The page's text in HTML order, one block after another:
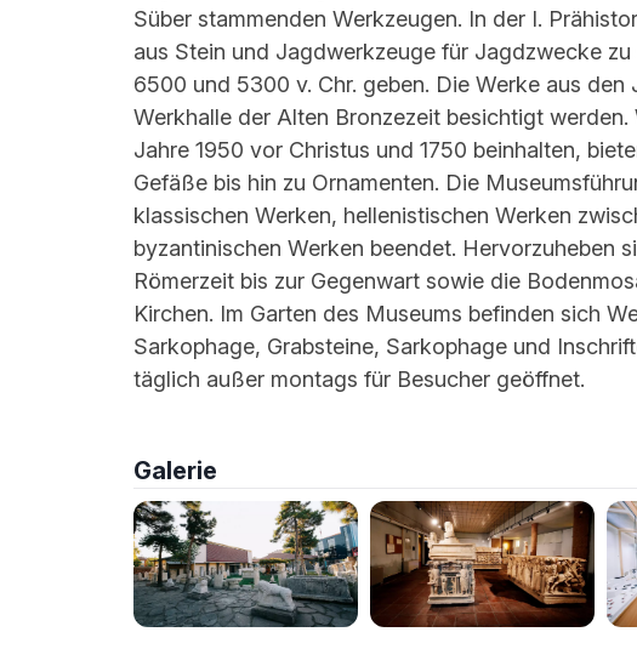
Süber stammenden Werkzeugen. In der I.
aus Stein und Jagdwerkzeuge für Jagdzwecke
6500 und 5300 v. Chr. geben. Die Werke aus
Werkhalle der Alten Bronzezeit besichtigt
Jahre 1950 vor Christus und 1750 beinhalten,
Gefäße bis hin zu Ornamenten. Die
klassischen Werken, hellenistischen Werken
byzantinischen Werken beendet. Hervorzuheben
Römerzeit bis zur Gegenwart sowie die
Kirchen. Im Garten des Museums befinden sich
Sarkophage, Grabsteine, Sarkophage und
täglich außer montags für Besucher geöffnet.
Galerie